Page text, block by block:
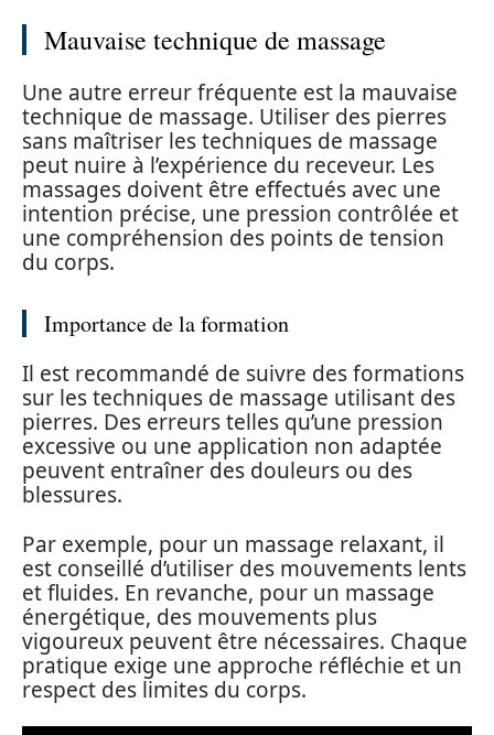
Mauvaise technique de massage
Une autre erreur fréquente est la mauvaise
technique de massage. Utiliser des pierres
sans maîtriser les techniques de massage
peut nuire à l’expérience du receveur. Les
massages doivent être effectués avec une
intention précise, une pression contrôlée et
une compréhension des points de tension
du corps.
Importance de la formation
Il est recommandé de suivre des formations
sur les techniques de massage utilisant des
pierres. Des erreurs telles qu’une pression
excessive ou une application non adaptée
peuvent entraîner des douleurs ou des
blessures.
Par exemple, pour un massage relaxant, il
est conseillé d’utiliser des mouvements lents
et fluides. En revanche, pour un massage
énergétique, des mouvements plus
vigoureux peuvent être nécessaires. Chaque
pratique exige une approche réfléchie et un
respect des limites du corps.